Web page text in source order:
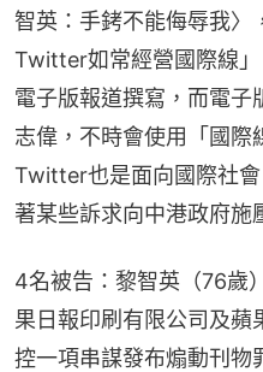
智英：手銬不能侮辱我〉
Twitter如常經營國際線
電子版報道撰寫，而電子
志偉，不時會使用「國際
Twitter也是面向國際社
著某些訴求向中港政府施
4名被告：黎智英（76歲
果日報印刷有限公司及蘋
控一項串謀發布煽動刊物